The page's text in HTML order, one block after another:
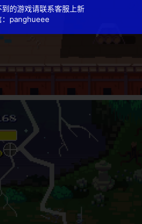
到的游戏请联系客服上新
：panghueee